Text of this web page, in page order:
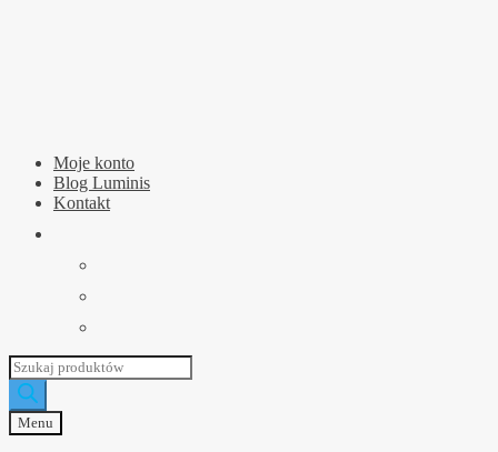
Moje konto
Blog Luminis
Kontakt
Wyszukiwarka
produktów
Menu